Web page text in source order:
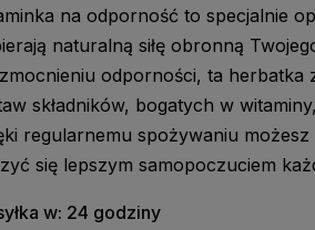
na odporność to specjalnie
naturalną siłę obronną
odporności, ta herbatka
składników, bogatych w
regularnemu spożywaniu
się lepszym samopoczuciem
w: 24 godziny